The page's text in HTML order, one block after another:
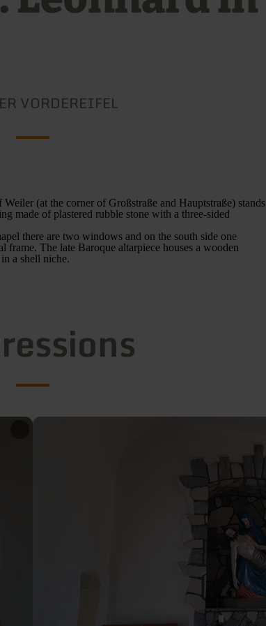
VORDEREIFEL
(at the corner of Großstraße and Hauptstraße) stands
made of plastered rubble stone with a three-sided
there are two windows and on the south side one
The late Baroque altarpiece houses a wooden
a shell niche.